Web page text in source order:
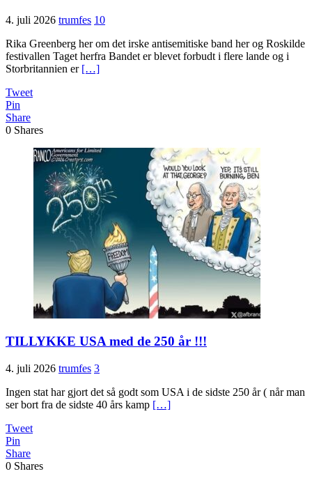
4. juli 2026 trumfes 10
Rika Greenberg her om det irske antisemitiske band her og Roskilde
festivallen Taget herfra Bandet er blevet forbudt i flere lande og i
Storbritannien er […]
Tweet
Pin
Share
0 Shares
TILLYKKE USA med de 250 år !!!
4. juli 2026 trumfes 3
Ingen stat har gjort det så godt som USA i de sidste 250 år ( når man
ser bort fra de sidste 40 års kamp […]
Tweet
Pin
Share
0 Shares